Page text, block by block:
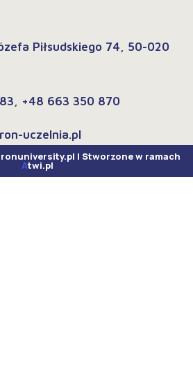
Piłsudskiego 74, 50-020
+48 663 350 870
uczelnia.pl
| Stworzone w ramach
Atwi.pl